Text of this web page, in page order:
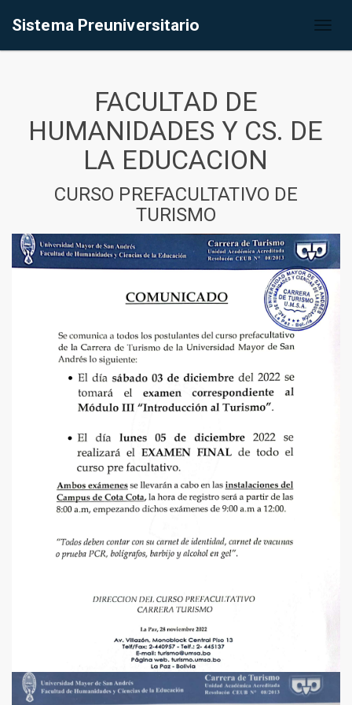
Sistema Preuniversitario
FACULTAD DE
HUMANIDADES Y CS. DE
LA EDUCACION
CURSO PREFACULTATIVO DE
TURISMO